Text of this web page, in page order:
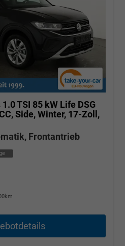
1.0 TSI 85 kW Life DSG
Side, Winter, 17-Zoll,
Frontantrieb